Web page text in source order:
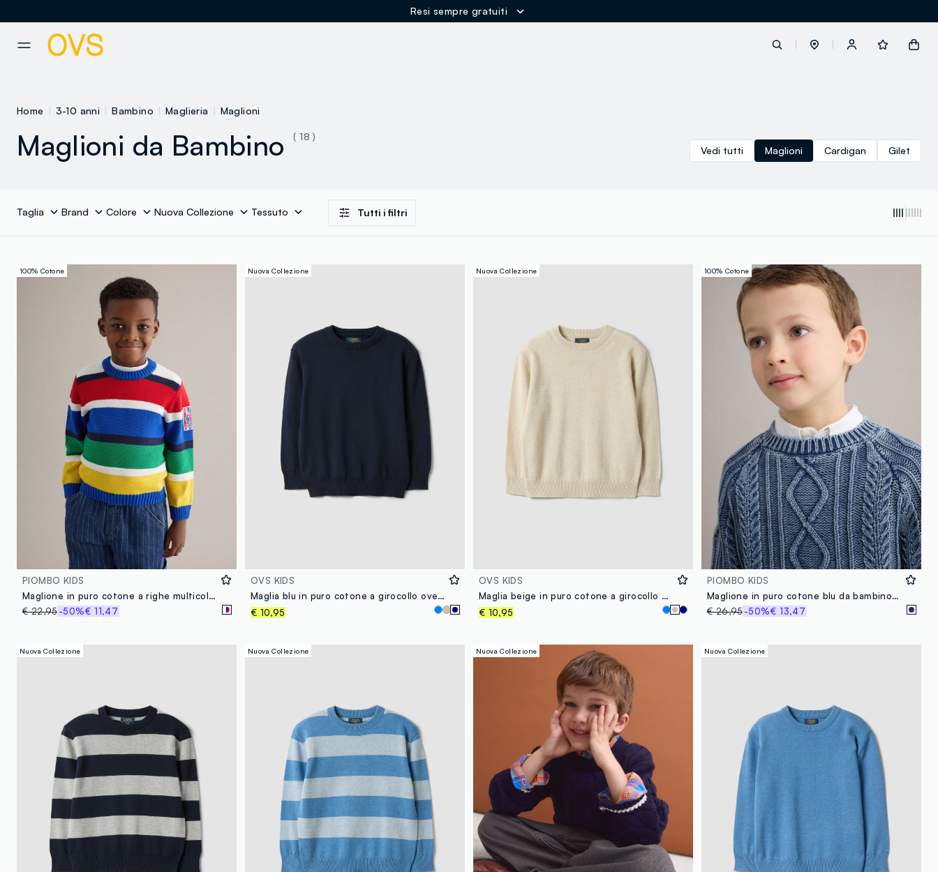
Resi sempre gratuiti
button.loginandregister
loyalty.euro.points
loyalty.guest.message
loyalty.guest.discoverpagelink
Home 3-10 anni Bambino Maglieria Maglioni
Maglioni da Bambino
( 18 )
Vedi tutti
Maglioni Cardigan Gilet
Taglia Brand Colore Nuova Collezione Tessuto Tutti i filtri
100% Cotone
PIOMBO KIDS
Maglione in puro cotone a righe multicolor da bambino regular fit
€ 22,95-50%€ 11,47
Nuova Collezione
OVS KIDS
Maglia blu in puro cotone a girocollo over fit per bambino
€ 10,95
Nuova Collezione
OVS KIDS
Maglia beige in puro cotone a girocollo over fit per bambino
€ 10,95
100% Cotone
PIOMBO KIDS
Maglione in puro cotone blu da bambino regular fit con design a maglia
€ 26,95-50%€ 13,47
Nuova Collezione Nuova Collezione Nuova Collezione Nuova Collezione